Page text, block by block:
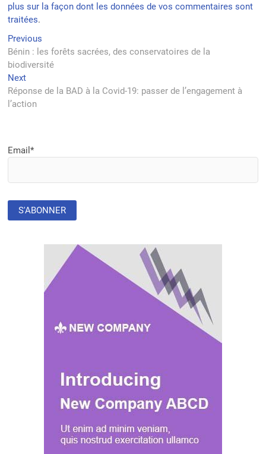
plus sur la façon dont les données de vos commentaires sont
traitées.
Navigation
de
l’article
Previous
post:
Bénin : les forêts sacrées, des conservatoires de la
biodiversité
NextNext
post:
Réponse de la BAD à la Covid-19: passer de l’engagement à
l’action
Email*